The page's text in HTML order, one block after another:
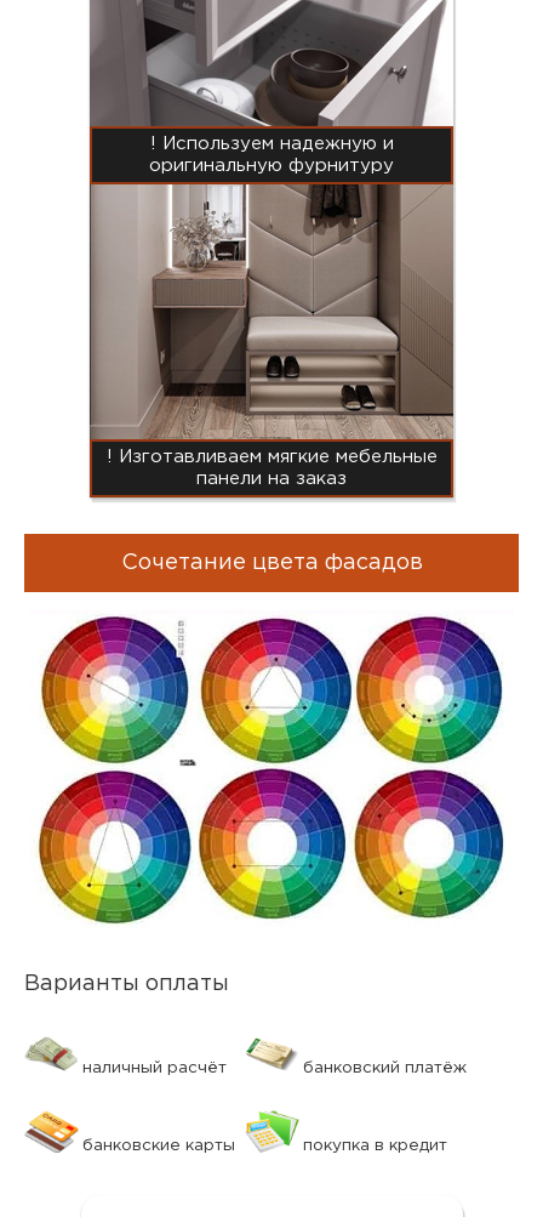
! Используем надежную и
оригинальную фурнитуру
! Изготавливаем мягкие мебельные
панели на заказ
Сочетание цвета фасадов
Варианты оплаты
наличный расчёт банковский платёж
банковские карты покупка в кредит